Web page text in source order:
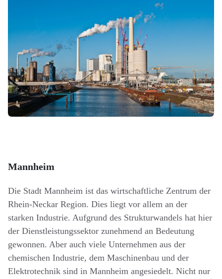
Mannheim
Die Stadt Mannheim ist das wirtschaftliche Zentrum der
Rhein-Neckar Region. Dies liegt vor allem an der
starken Industrie. Aufgrund des Strukturwandels hat hier
der Dienstleistungssektor zunehmend an Bedeutung
gewonnen. Aber auch viele Unternehmen aus der
chemischen Industrie, dem Maschinenbau und der
Elektrotechnik sind in Mannheim angesiedelt. Nicht nur